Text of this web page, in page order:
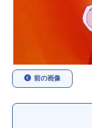
前の画像